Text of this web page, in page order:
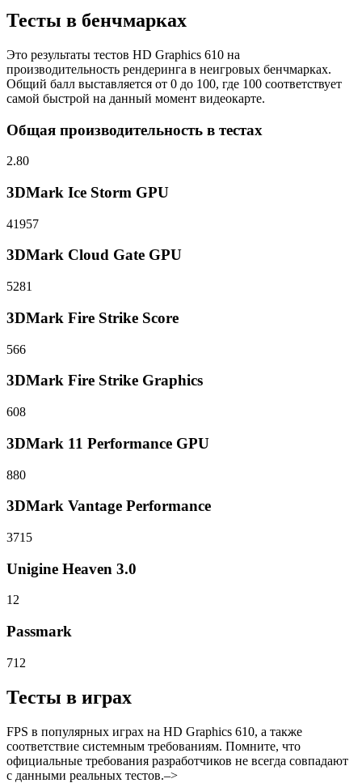
Тесты в бенчмарках
Это результаты тестов HD Graphics 610 на
производительность рендеринга в неигровых бенчмарках.
Общий балл выставляется от 0 до 100, где 100 соответствует
самой быстрой на данный момент видеокарте.
Общая производительность в тестах
2.80
3DMark Ice Storm GPU
41957
3DMark Cloud Gate GPU
5281
3DMark Fire Strike Score
566
3DMark Fire Strike Graphics
608
3DMark 11 Performance GPU
880
3DMark Vantage Performance
3715
Unigine Heaven 3.0
12
Passmark
712
Тесты в играх
FPS в популярных играх на HD Graphics 610, а также
соответствие системным требованиям. Помните, что
официальные требования разработчиков не всегда совпадают
с данными реальных тестов.–>